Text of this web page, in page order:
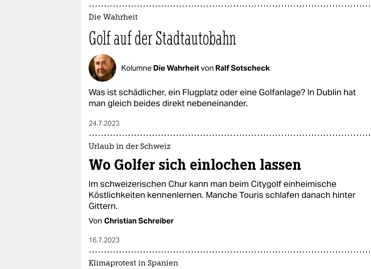
Die Wahrheit
Golf auf der Stadtautobahn
Kolumne Die Wahrheitvon Ralf Sotscheck
Was ist schädlicher, ein Flugplatz oder eine Golfanlage? In Dublin hat
man gleich beides direkt nebeneinander.
24.7.2023
Urlaub in der Schweiz
Wo Golfer sich einlochen lassen
Im schweizerischen Chur kann man beim Citygolf einheimische
Köstlichkeiten kennenlernen. Manche Touris schlafen danach hinter
Gittern.
Von Christian Schreiber
16.7.2023
Klimaprotest in Spanien